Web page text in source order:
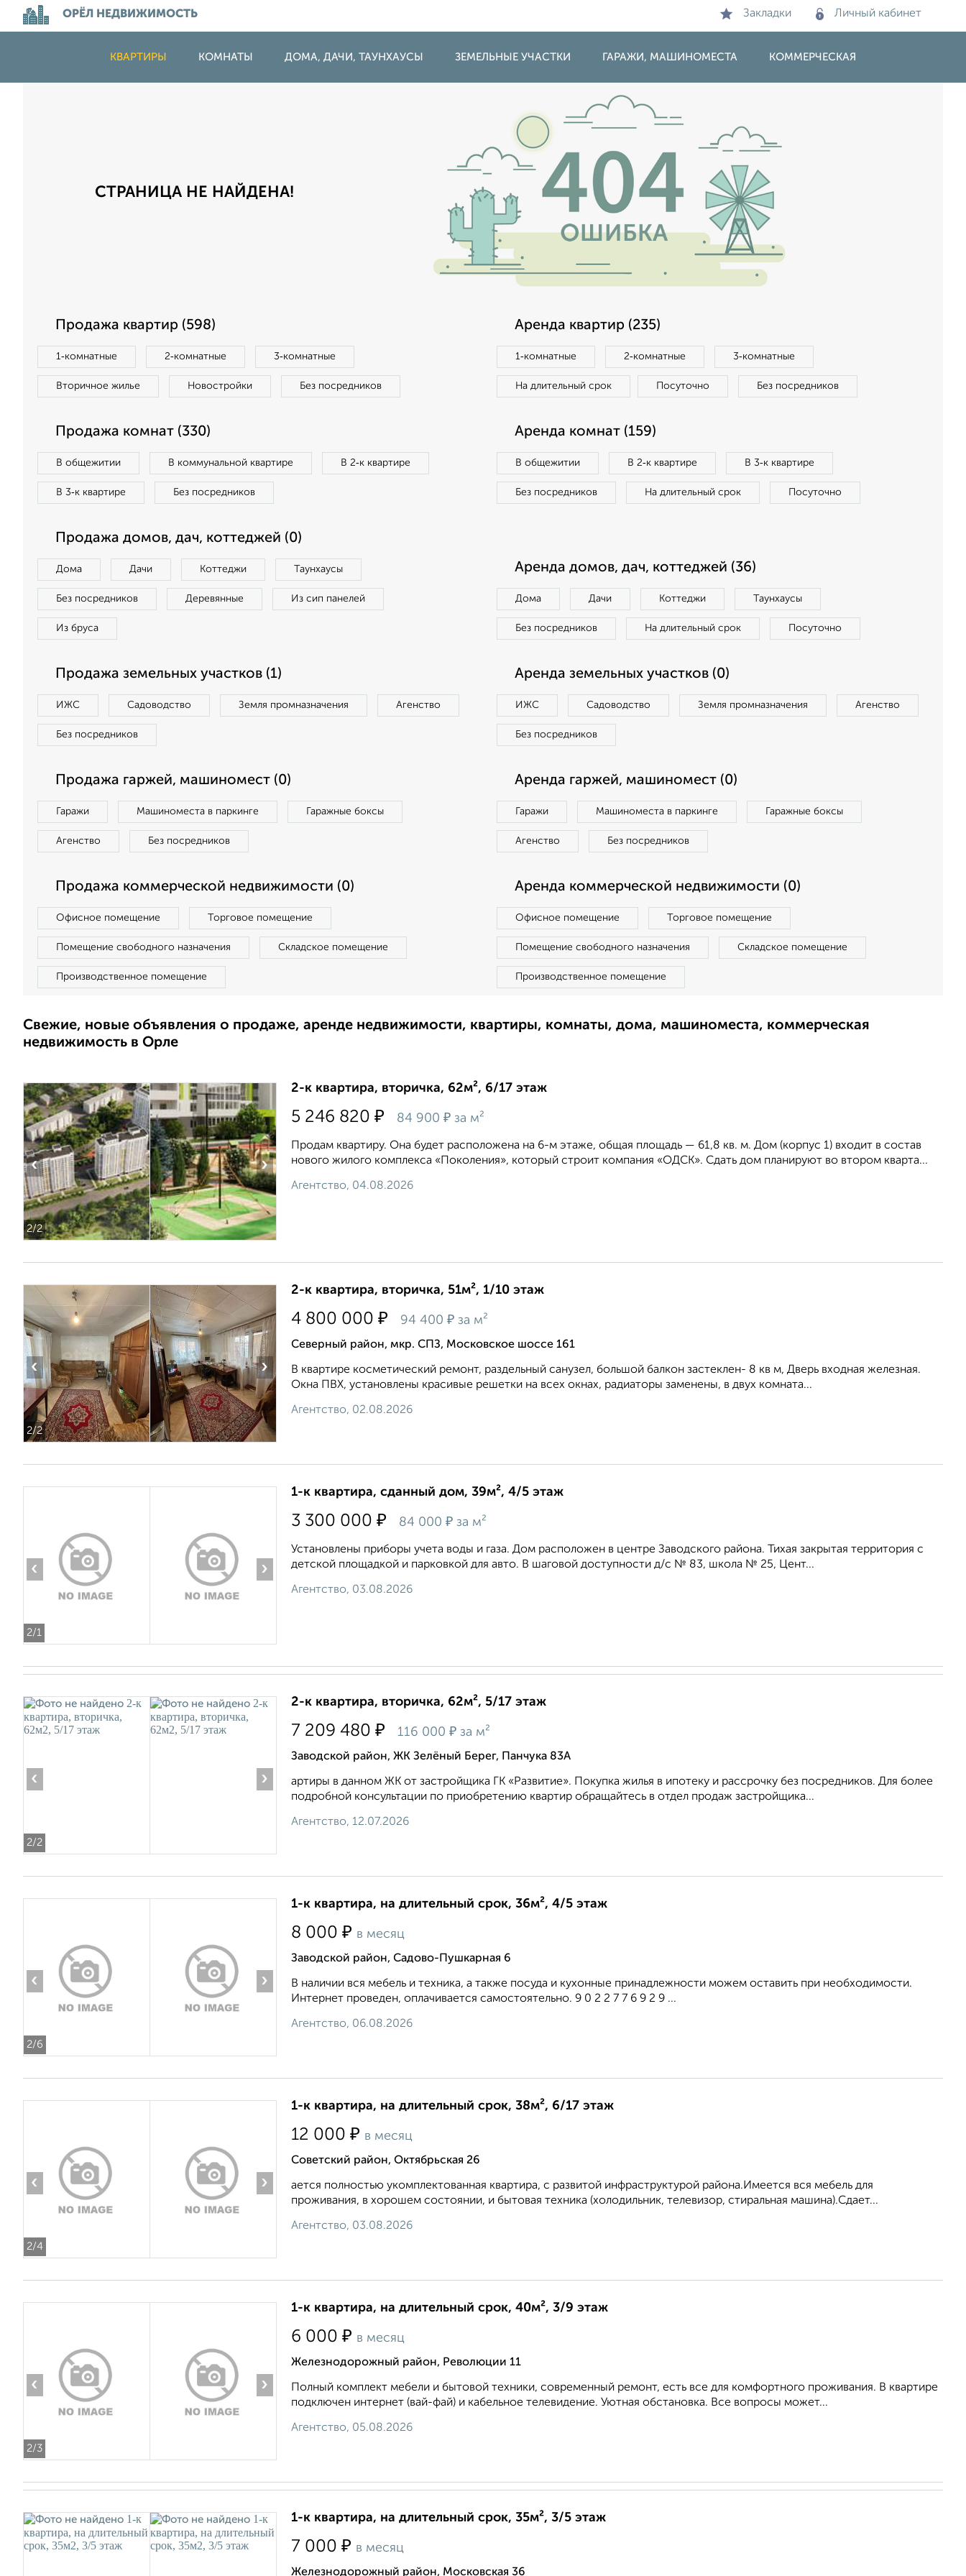
ОРЁЛ НЕДВИЖИМОСТЬ Закладки Личный кабинет
КВАРТИРЫ КОМНАТЫ ДОМА, ДАЧИ, ТАУНХАУСЫ ЗЕМЕЛЬНЫЕ УЧАСТКИ ГАРАЖИ, МАШИНОМЕСТА КОММЕРЧЕСКАЯ
СТРАНИЦА НЕ НАЙДЕНА!
Продажа квартир (598)
1‑комнатные 2‑комнатные 3‑комнатные
Вторичное жилье Новостройки Без посредников
Аренда квартир (235)
1‑комнатные 2‑комнатные 3‑комнатные
На длительный срок Посуточно Без посредников
Продажа комнат (330)
В общежитии В коммунальной квартире В 2‑к квартире
В 3‑к квартире Без посредников
Аренда комнат (159)
В общежитии В 2‑к квартире В 3‑к квартире
Без посредников На длительный срок Посуточно
Продажа домов, дач, коттеджей (0)
Дома Дачи Коттеджи Таунхаусы
Без посредников Деревянные Из сип панелей
Из бруса
Аренда домов, дач, коттеджей (36)
Дома Дачи Коттеджи Таунхаусы
Без посредников На длительный срок Посуточно
Продажа земельных участков (1)
ИЖС Садоводство Земля промназначения Агенство
Без посредников
Аренда земельных участков (0)
ИЖС Садоводство Земля промназначения Агенство
Без посредников
Продажа гаржей, машиномест (0)
Гаражи Машиноместа в паркинге Гаражные боксы
Агенство Без посредников
Аренда гаржей, машиномест (0)
Гаражи Машиноместа в паркинге Гаражные боксы
Агенство Без посредников
Продажа коммерческой недвижимости (0)
Офисное помещение Торговое помещение
Помещение свободного назначения Складское помещение
Производственное помещение
Аренда коммерческой недвижимости (0)
Офисное помещение Торговое помещение
Помещение свободного назначения Складское помещение
Производственное помещение
Свежие, новые объявления о продаже, аренде недвижимости, квартиры, комнаты, дома, машиноместа, коммерческая
недвижимость в Орле
2/2
‹ ›
2-к квартира, вторичка, 62м², 6/17 этаж
5 246 820 ₽ 84 900 ₽ за м²
Продам квартиру. Она будет расположена на 6-м этаже, общая площадь — 61,8 кв. м. Дом (корпус 1) входит в состав
нового жилого комплекса «Поколения», который строит компания «ОДСК». Сдать дом планируют во втором кварта...
Агентство, 04.08.2026
2/2
‹ ›
2-к квартира, вторичка, 51м², 1/10 этаж
4 800 000 ₽ 94 400 ₽ за м²
Северный район, мкр. СПЗ, Московское шоссе 161
В квартире косметический ремонт, раздельный санузел, большой балкон застеклен- 8 кв м, Дверь входная железная.
Окна ПВХ, установлены красивые решетки на всех окнах, радиаторы заменены, в двух комната...
Агентство, 02.08.2026
2/1
‹ ›
1-к квартира, сданный дом, 39м², 4/5 этаж
3 300 000 ₽ 84 000 ₽ за м²
Установлены приборы учета воды и газа. Дом расположен в центре Заводского района. Тихая закрытая территория с
детской площадкой и парковкой для авто. В шаговой доступности д/с № 83, школа № 25, Цент...
Агентство, 03.08.2026
2/2
‹ ›
2-к квартира, вторичка, 62м², 5/17 этаж
7 209 480 ₽ 116 000 ₽ за м²
Заводской район, ЖК Зелёный Берег, Панчука 83А
артиры в данном ЖК от застройщика ГК «Развитие». Покупка жилья в ипотеку и рассрочку без посредников. Для более
подробной консультации по приобретению квартир обращайтесь в отдел продаж застройщика...
Агентство, 12.07.2026
2/6
‹ ›
1-к квартира, на длительный срок, 36м², 4/5 этаж
8 000 ₽ в месяц
Заводской район, Садово-Пушкарная 6
В наличии вся мебель и техника, а также посуда и кухонные принадлежности можем оставить при необходимости.
Интернет проведен, оплачивается самостоятельно. 9 0 2 2 7 7 6 9 2 9 ...
Агентство, 06.08.2026
2/4
‹ ›
1-к квартира, на длительный срок, 38м², 6/17 этаж
12 000 ₽ в месяц
Советский район, Октябрьская 26
ается полностью укомплектованная квартира, с развитой инфраструктурой района.Имеется вся мебель для
проживания, в хорошем состоянии, и бытовая техника (холодильник, телевизор, стиральная машина).Сдает...
Агентство, 03.08.2026
2/3
‹ ›
1-к квартира, на длительный срок, 40м², 3/9 этаж
6 000 ₽ в месяц
Железнодорожный район, Революции 11
Полный комплект мебели и бытовой техники, современный ремонт, есть все для комфортного проживания. В квартире
подключен интернет (вай-фай) и кабельное телевидение. Уютная обстановка. Все вопросы может...
Агентство, 05.08.2026
1-к квартира, на длительный срок, 35м², 3/5 этаж
7 000 ₽ в месяц
Железнодорожный район, Московская 36